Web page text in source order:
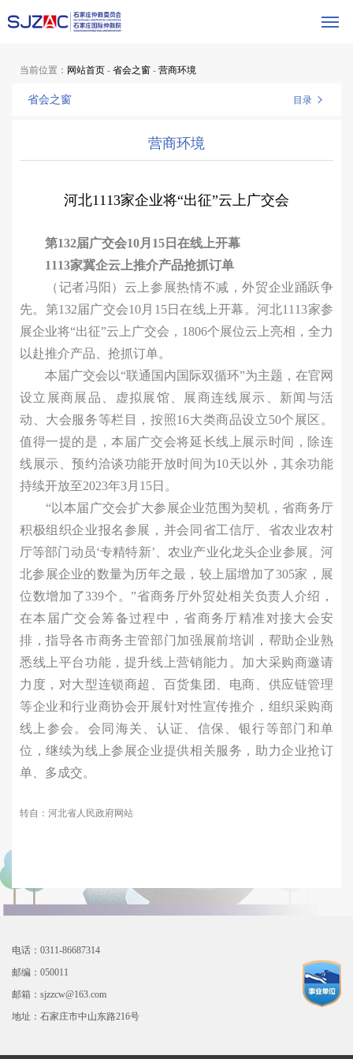
当前位置： 网站首页 - 省会之窗 - 营商环境
省会之窗 目录
营商环境
河北1113家企业将“出征”云上广交会
第132届广交会10月15日在线上开幕
1113家冀企云上推介产品抢抓订单
（记者冯阳）云上参展热情不减，外贸企业踊跃争
先。第132届广交会10月15日在线上开幕。河北1113家参
展企业将“出征”云上广交会，1806个展位云上亮相，全力
以赴推介产品、抢抓订单。
本届广交会以“联通国内国际双循环”为主题，在官网
设立展商展品、虚拟展馆、展商连线展示、新闻与活
动、大会服务等栏目，按照16大类商品设立50个展区。
值得一提的是，本届广交会将延长线上展示时间，除连
线展示、预约洽谈功能开放时间为10天以外，其余功能
持续开放至2023年3月15日。
“以本届广交会扩大参展企业范围为契机，省商务厅
积极组织企业报名参展，并会同省工信厅、省农业农村
厅等部门动员‘专精特新’、农业产业化龙头企业参展。河
北参展企业的数量为历年之最，较上届增加了305家，展
位数增加了339个。”省商务厅外贸处相关负责人介绍，
在本届广交会筹备过程中，省商务厅精准对接大会安
排，指导各市商务主管部门加强展前培训，帮助企业熟
悉线上平台功能，提升线上营销能力。加大采购商邀请
力度，对大型连锁商超、百货集团、电商、供应链管理
等企业和行业商协会开展针对性宣传推介，组织采购商
线上参会。会同海关、认证、信保、银行等部门和单
位，继续为线上参展企业提供相关服务，助力企业抢订
单、多成交。
转自：河北省人民政府网站
电话：0311-86687314
邮编：050011
邮箱：sjzzcw@163.com
地址：石家庄市中山东路216号